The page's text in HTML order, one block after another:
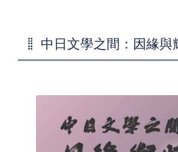
中日文學之間：因緣